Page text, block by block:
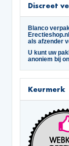
Discreet
Blanco
als afzender
U kunt uw
anoniem bij
Keurmerk